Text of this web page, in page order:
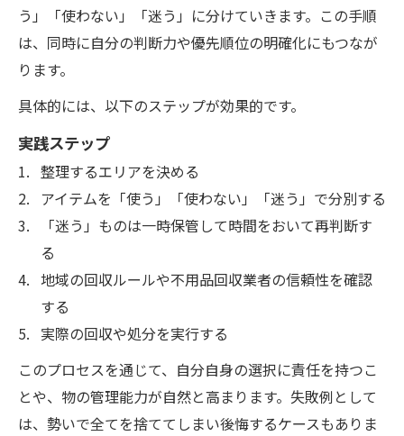
不用品回収を通じた自分らしい暮らしの築
き方
方法
ト
不用品回収ビジネスモデルの仕組みと特徴
不用品回収業界の成長と収益ポイントを探
不用品回収で個人事業主が伸びる理由とは
する
不用品回収から学ぶビジネス発想と自己成
長
安心して依頼できる不用品回収の選び方を解剖
う」「使わない」「迷う」に分けていきます。この手順
は、同時に自分の判断力や優先順位の明確化にもつなが
ります。
具体的には、以下のステップが効果的です。
実践ステップ
整理するエリアを決める
アイテムを「使う」「使わない」「迷う」で分別する
「迷う」ものは一時保管して時間をおいて再判断す
る
地域の回収ルールや不用品回収業者の信頼性を確認
する
実際の回収や処分を実行する
このプロセスを通じて、自分自身の選択に責任を持つこ
とや、物の管理能力が自然と高まります。失敗例として
は、勢いで全てを捨ててしまい後悔するケースもありま